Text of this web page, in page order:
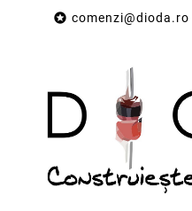
 comenzi@dioda.ro